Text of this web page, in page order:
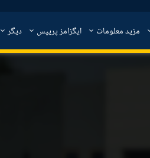
مزید معلومات ایگزامز پریپس دیگر